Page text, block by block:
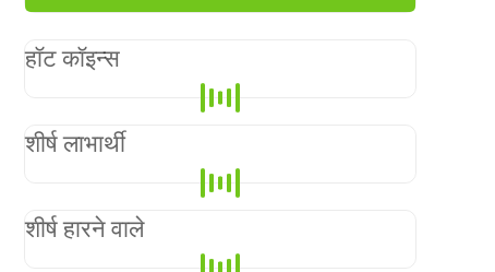
हॉट कॉइन्स
शीर्ष लाभार्थी
शीर्ष हारने वाले